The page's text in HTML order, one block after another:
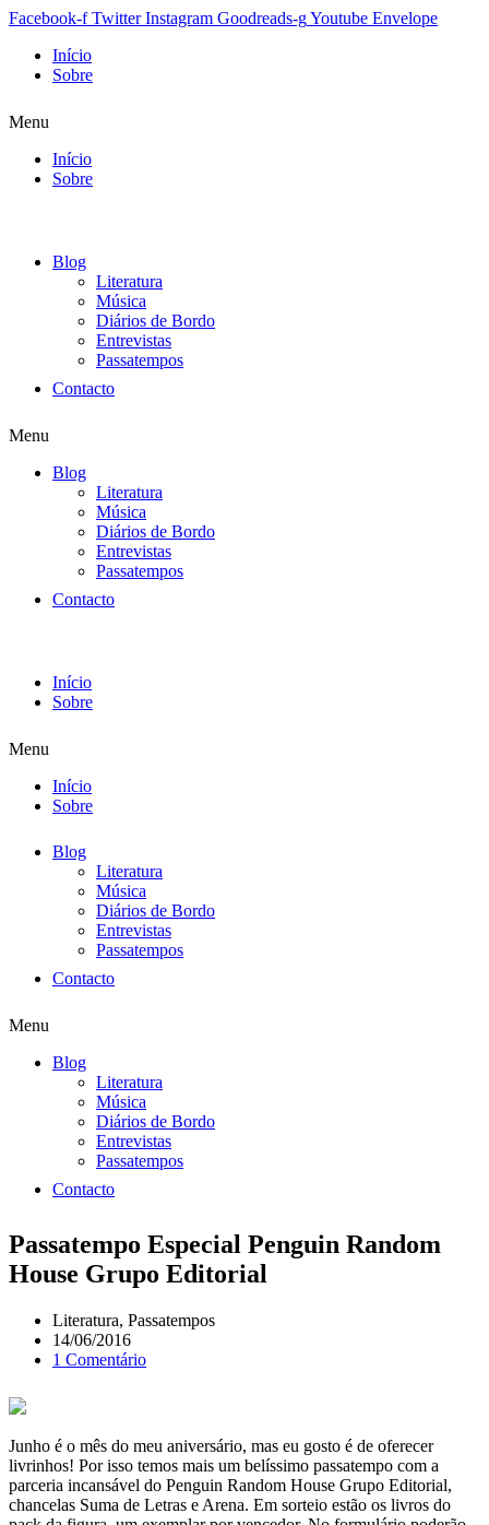
Facebook-f Twitter Instagram Goodreads-gYoutube Envelope
Início
Sobre
Menu
Início
Sobre
Blog
Literatura
Música
Diários de Bordo
Entrevistas
Passatempos
Contacto
Menu
Blog
Literatura
Música
Diários de Bordo
Entrevistas
Passatempos
Contacto
Início
Sobre
Menu
Início
Sobre
Blog
Literatura
Música
Diários de Bordo
Entrevistas
Passatempos
Contacto
Menu
Blog
Literatura
Música
Diários de Bordo
Entrevistas
Passatempos
Contacto
Passatempo Especial Penguin Random
House Grupo Editorial
Literatura, Passatempos
14/06/2016
1 Comentário
Junho é o mês do meu aniversário, mas eu gosto é de oferecer
livrinhos! Por isso temos mais um belíssimo passatempo com a
parceria incansável do Penguin Random House Grupo Editorial,
chancelas Suma de Letras e Arena. Em sorteio estão os livros do